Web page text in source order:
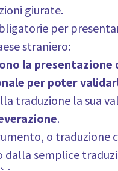
giurate.
per
straniero:
la presentazione
per poter
traduzione la sua
.
o traduzione
dalla semplice